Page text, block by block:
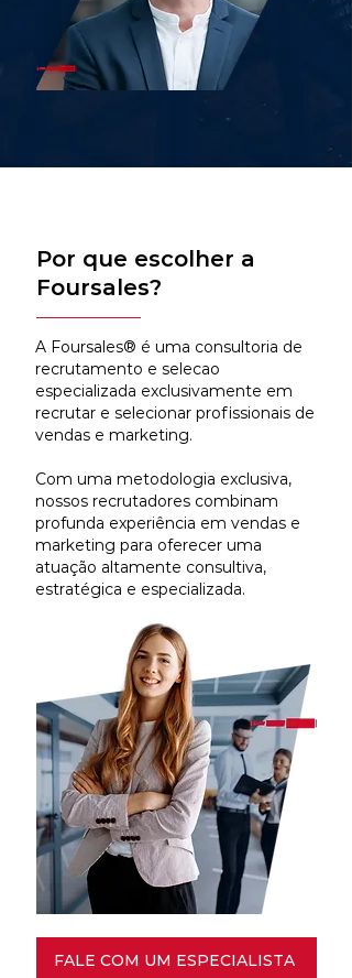
Por que escolher a
Foursales?
A Foursales® é uma consultoria de
recrutamento e selecao
especializada exclusivamente em
recrutar e selecionar profissionais de
vendas e marketing.
Com uma metodologia exclusiva,
nossos recrutadores combinam
profunda experiência em vendas e
marketing para oferecer uma
atuação altamente consultiva,
estratégica e especializada.
FALE COM UM ESPECIALISTA